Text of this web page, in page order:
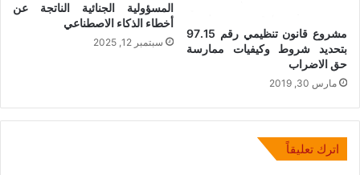
مشروع قانون تنظيمي رقم 97.15
بتحديد شروط وكيفيات ممارسة
حق الاضراب
مارس 30, 2019
المسؤولية الجنائية الناتجة عن
أخطاء الذكاء الاصطناعي
سبتمبر 12, 2025
اترك تعليقاً